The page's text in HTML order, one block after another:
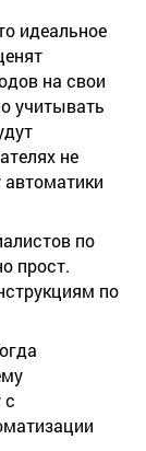
идеальное
на свои
учитывать
не
по
прост.
по
с